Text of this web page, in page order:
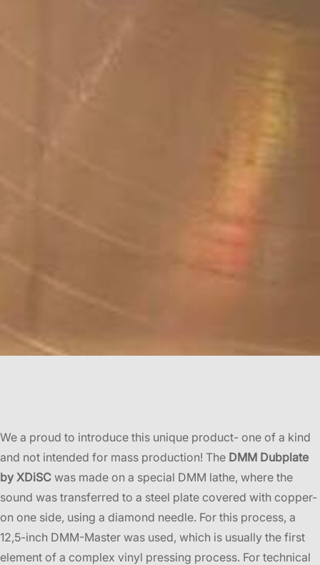
We a proud to introduce this unique product- one of a kind
and not intended for mass production! The DMM Dubplate
by XDiSC was made on a special DMM lathe, where the
sound was transferred to a steel plate covered with copper-
on one side, using a diamond needle. For this process, a
12,5-inch DMM-Master was used, which is usually the first
element of a complex vinyl pressing process. For technical